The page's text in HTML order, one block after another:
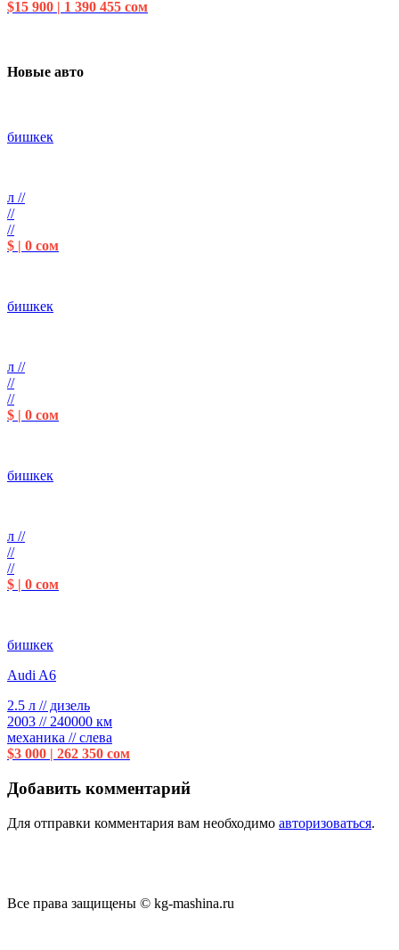
$15 900 | 1 390 455 сом
Новые авто
бишкек
л //
//
//
$ | 0 сом
бишкек
л //
//
//
$ | 0 сом
бишкек
л //
//
//
$ | 0 сом
бишкек
Audi A6
2.5 л // дизель
2003 // 240000 км
механика // слева
$3 000 | 262 350 сом
Добавить комментарий
Для отправки комментария вам необходимо авторизоваться.
Все права защищены © kg-mashina.ru